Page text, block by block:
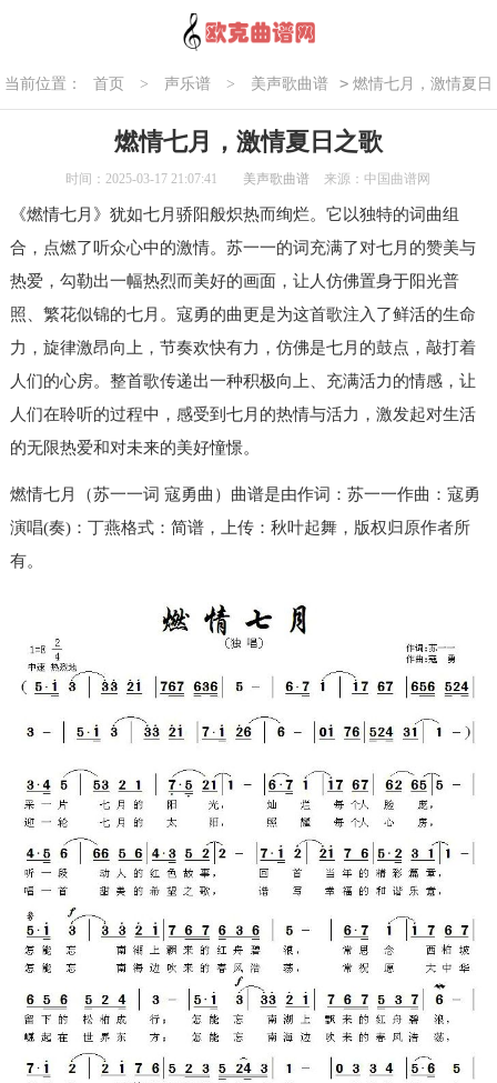
当前位置： 首页 > 声乐谱 > 美声歌曲谱 > 燃情七月，激情夏日
燃情七月，激情夏日之歌
时间：2025-03-17 21:07:41 美声歌曲谱 来源：中国曲谱网
《燃情七月》犹如七月骄阳般炽热而绚烂。它以独特的词曲组
合，点燃了听众心中的激情。苏一一的词充满了对七月的赞美与
热爱，勾勒出一幅热烈而美好的画面，让人仿佛置身于阳光普
照、繁花似锦的七月。寇勇的曲更是为这首歌注入了鲜活的生命
力，旋律激昂向上，节奏欢快有力，仿佛是七月的鼓点，敲打着
人们的心房。整首歌传递出一种积极向上、充满活力的情感，让
人们在聆听的过程中，感受到七月的热情与活力，激发起对生活
的无限热爱和对未来的美好憧憬。
燃情七月（苏一一词 寇勇曲）曲谱是由作词：苏一一作曲：寇勇
演唱(奏)：丁燕格式：简谱，上传：秋叶起舞，版权归原作者所
有。